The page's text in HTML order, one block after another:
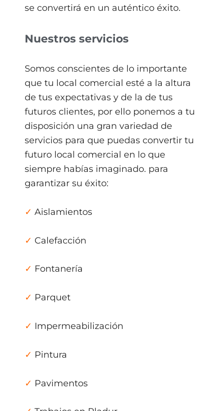
se convertirá en un auténtico éxito.
Nuestros servicios
Somos conscientes de lo importante
que tu local comercial esté a la altura
de tus expectativas y de la de tus
futuros clientes, por ello ponemos a tu
disposición una gran variedad de
servicios para que puedas convertir tu
futuro local comercial en lo que
siempre habías imaginado. para
garantizar su éxito:
✓ Aislamientos
✓ Calefacción
✓ Fontanería
✓ Parquet
✓ Impermeabilización
✓ Pintura
✓ Pavimentos